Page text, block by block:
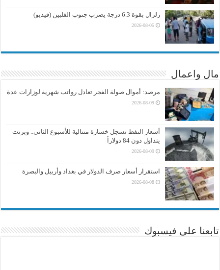
زلزال بقوة 6.3 درجة يضرب جنوب الفلبين (فيديو)
2026-08-05
مال واعمال
مرصد: أموال صولة الفجر تعادل رواتب شهرية لوزارات عدة
2026-08-09
أسعار النفط تسجل خسارة متتالية للأسبوع الثاني.. وبرنت
يتداول دون 84 دولاراً
2026-08-09
استقرار أسعار صرف الدولار في بغداد وأربيل والبصرة
2026-08-08
تابعنا على فيسبوك